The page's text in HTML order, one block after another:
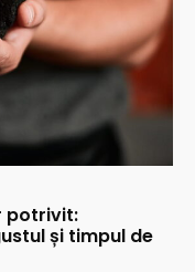
potrivit:
și timpul de